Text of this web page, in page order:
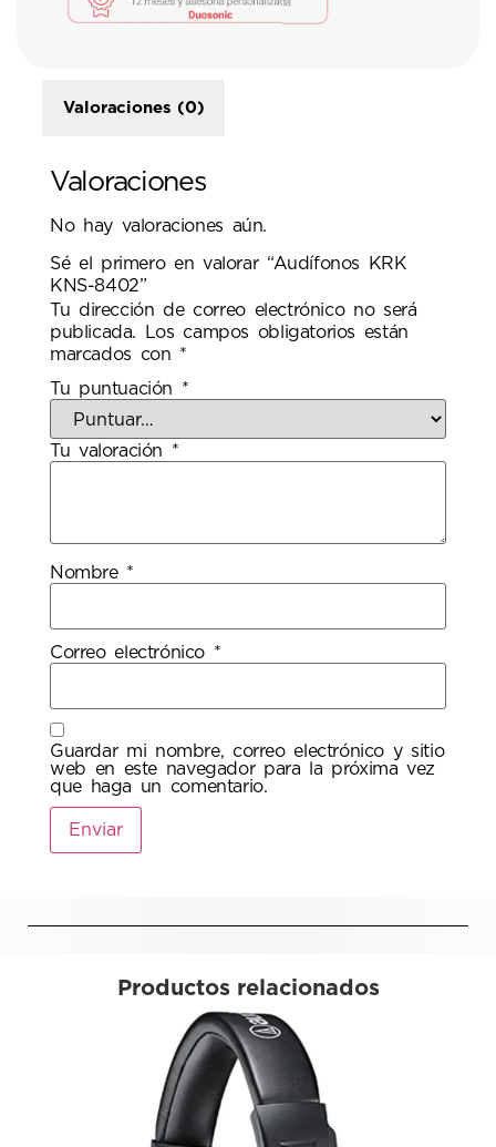
Valoraciones (0)
Valoraciones
No hay valoraciones aún.
Sé el primero en valorar “Audífonos KRK
KNS-8402”
Tu dirección de correo electrónico no será
publicada.
Los campos obligatorios están
marcados con *
Tu puntuación *
Tu valoración *
Nombre *
Correo electrónico *
Guardar mi nombre, correo electrónico y sitio
web en este navegador para la próxima vez
que haga un comentario.
Productos relacionados